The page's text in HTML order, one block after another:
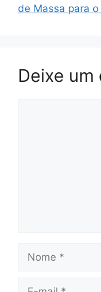
de Massa para o
Deixe